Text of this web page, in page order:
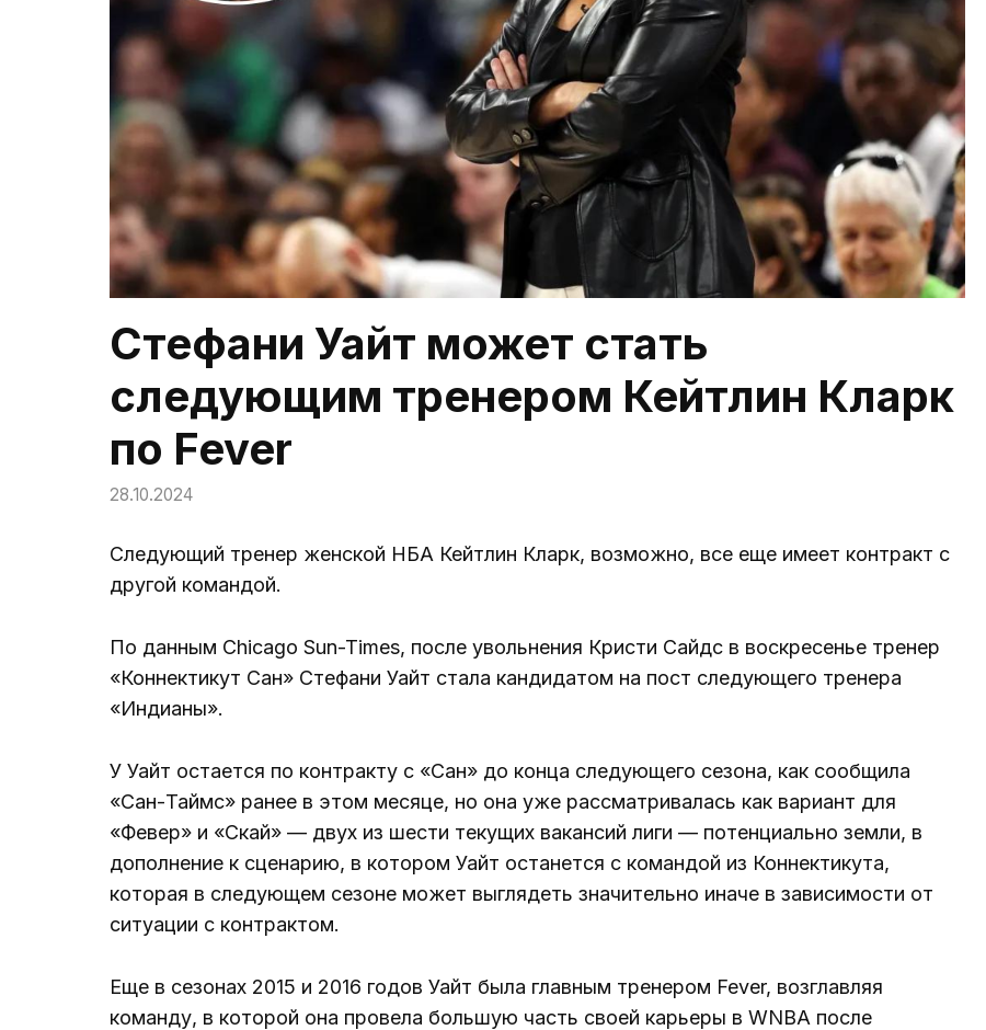
Стефани Уайт может стать
следующим тренером Кейтлин Кларк
по Fever
28.10.2024
Следующий тренер женской НБА Кейтлин Кларк, возможно, все еще имеет контракт с
другой командой.
По данным Chicago Sun-Times, после увольнения Кристи Сайдс в воскресенье тренер
«Коннектикут Сан» Стефани Уайт стала кандидатом на пост следующего тренера
«Индианы».
У Уайт остается по контракту с «Сан» до конца следующего сезона, как сообщила
«Сан-Таймс» ранее в этом месяце, но она уже рассматривалась как вариант для
«Февер» и «Скай» — двух из шести текущих вакансий лиги — потенциально земли, в
дополнение к сценарию, в котором Уайт останется с командой из Коннектикута,
которая в следующем сезоне может выглядеть значительно иначе в зависимости от
ситуации с контрактом.
Еще в сезонах 2015 и 2016 годов Уайт была главным тренером Fever, возглавляя
команду, в которой она провела большую часть своей карьеры в WNBA после